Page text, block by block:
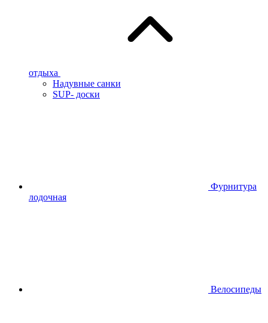
отдыха
Надувные санки
SUP- доски
Фурнитура
лодочная
Велосипеды